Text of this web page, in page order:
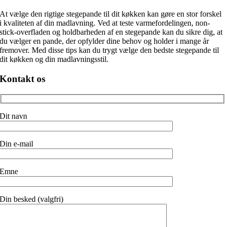
At vælge den rigtige stegepande til dit køkken kan gøre en stor forskel
i kvaliteten af din madlavning. Ved at teste varmefordelingen, non-
stick-overfladen og holdbarheden af en stegepande kan du sikre dig, at
du vælger en pande, der opfylder dine behov og holder i mange år
fremover. Med disse tips kan du trygt vælge den bedste stegepande til
dit køkken og din madlavningsstil.
Kontakt os
Dit navn
Din e-mail
Emne
Din besked (valgfri)